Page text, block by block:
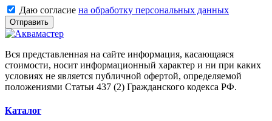
Даю согласие на обработку персональных данных
Отправить
Вся представленная на сайте информация, касающаяся
стоимости, носит информационный характер и ни при каких
условиях не является публичной офертой, определяемой
положениями Статьи 437 (2) Гражданского кодекса РФ.
Каталог